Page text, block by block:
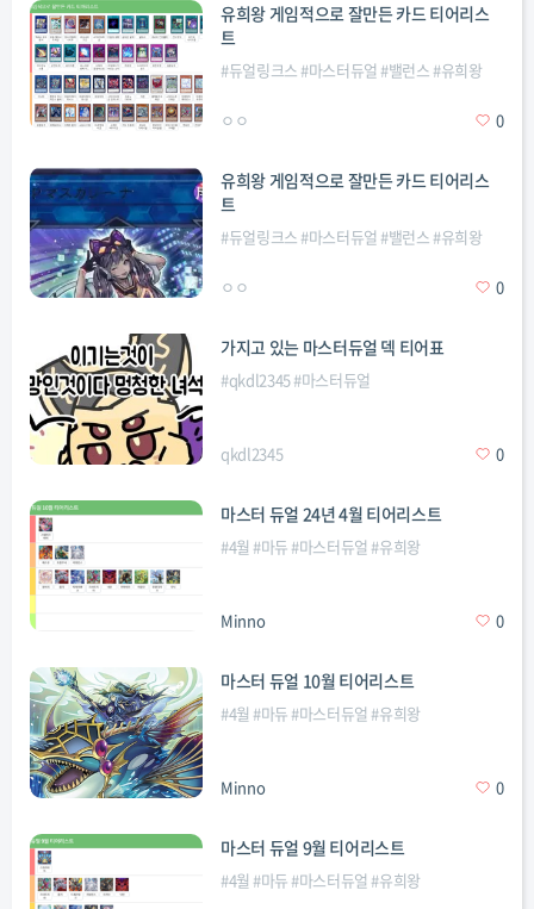
유희왕 게임적으로 잘만든 카드 티어리스
트
#듀얼링크스#마스터듀얼 #밸런스#유희왕
ㅇㅇ 0
유희왕 게임적으로 잘만든 카드 티어리스
트
#듀얼링크스#마스터듀얼 #밸런스#유희왕
ㅇㅇ 0
가지고 있는 마스터듀얼 덱 티어표
#qkdl2345#마스터듀얼
qkdl2345 0
마스터 듀얼 24년 4월 티어리스트
#4월 #마듀#마스터듀얼 #유희왕
Minno 0
마스터 듀얼 10월 티어리스트
#4월 #마듀#마스터듀얼 #유희왕
Minno 0
마스터 듀얼 9월 티어리스트
#4월 #마듀#마스터듀얼 #유희왕